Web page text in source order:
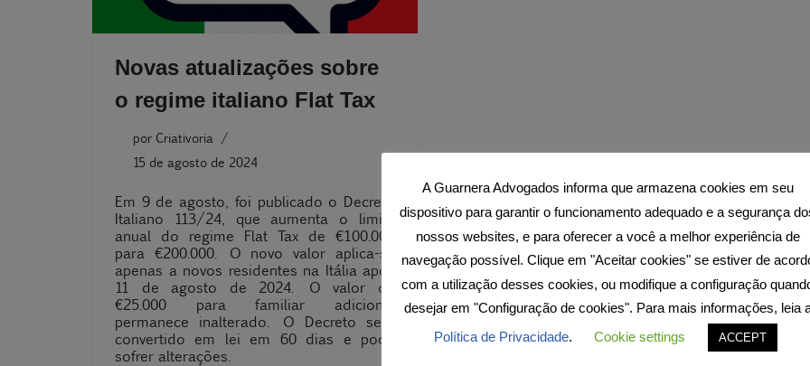
Novas atualizações sobre
o regime italiano Flat Tax
por Criativoria
15 de agosto de 2024
Em 9 de agosto, foi publicado o Decreto
Italiano 113/24, que aumenta o limite
anual do regime Flat Tax de €100.000
para €200.000. O novo valor aplica-se
apenas a novos residentes na Itália após
11 de agosto de 2024. O valor de
€25.000 para familiar adicional
permanece inalterado. O Decreto será
convertido em lei em 60 dias e pode
sofrer alterações.
A Guarnera Advogados informa que armazena cookies em seu
dispositivo para garantir o funcionamento adequado e a segurança
nossos websites, e para oferecer a você a melhor experiência de
navegação possível. Clique em "Aceitar cookies" se estiver de
com a utilização desses cookies, ou modifique a configuração
desejar em "Configuração de cookies". Para mais informações, leia
Política de Privacidade. Cookie settings ACCEPT